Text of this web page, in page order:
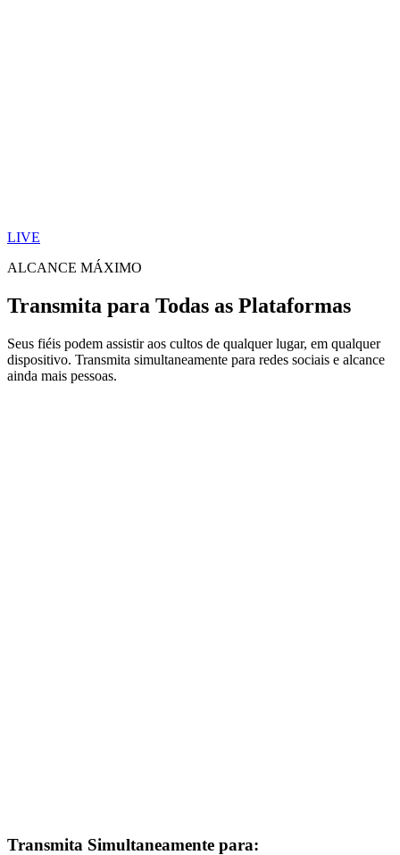
LIVE
ALCANCE MÁXIMO
Transmita para Todas as Plataformas
Seus fiéis podem assistir aos cultos de qualquer lugar, em qualquer
dispositivo. Transmita simultaneamente para redes sociais e alcance
ainda mais pessoas.
Transmita Simultaneamente para: